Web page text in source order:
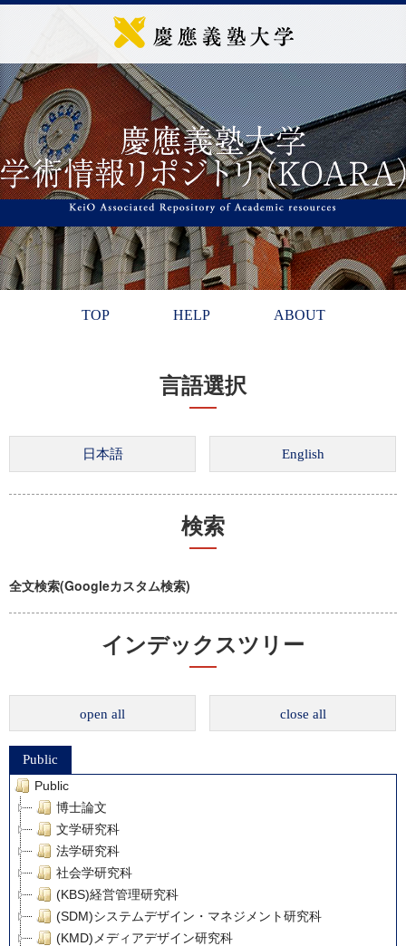
TOP HELP ABOUT
言語選択
検索
全文検索(Googleカスタム検索)
インデックスツリー
open all close all
Public
Public
博士論文
文学研究科
法学研究科
社会学研究科
(KBS)経営管理研究科
(SDM)システムデザイン・マネジメント研究科
(KMD)メディアデザイン研究科